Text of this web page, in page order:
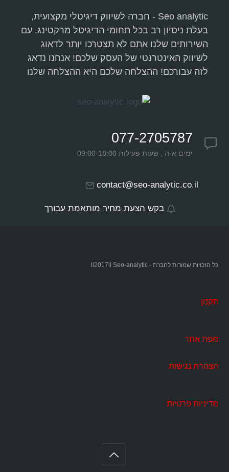
Seo analytic - חברה לשיווק דיגיטלי מקצועית,
בעלת ניסיון רב בכל תחומי הדיגיטל מרקטינג. עם
השירותים שלנו אתם לא תצטרכו יותר לדאוג
לשיווק האינטרנטי של העסק שלכם! אנחנו נדאג
לזה עבורכם! ההצלחה שלכם היא ההצלחה שלנו
077-2705787
ימים א-ה , שעות פעילות 09:00-18:00
contact@seo-analytic.co.il
בקש הצעת מחיר מותאמת עבורך
כל הזכויות שמורות לחברת - ll2017ll Seo-analytic
תקנון
מפת אתר
הצהרת נגישות
מדיניות פרטיות